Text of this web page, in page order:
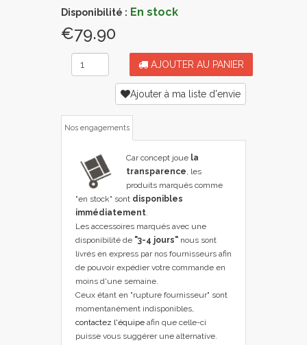
Disponibilité : En stock
€79.90
AJOUTER AU PANIER
Ajouter à ma liste d'envie
Nos engagements
Car concept joue la
transparence, les
produits marqués comme
"en stock" sont disponibles
immédiatement.
Les accessoires marqués avec une
disponibilité de "3-4 jours" nous sont
livrés en express par nos fournisseurs afin
de pouvoir expédier votre commande en
moins d'une semaine.
Ceux étant en "rupture fournisseur" sont
momentanément indisponibles,
contactez l'équipe afin que celle-ci
puisse vous suggérer une alternative.